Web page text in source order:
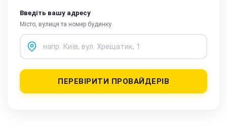
Введіть вашу адресу
Місто, вулиця та номер будинку
ПЕРЕВІРИТИ ПРОВАЙДЕРІВ